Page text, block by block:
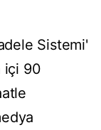
Sistemi'
içi 90